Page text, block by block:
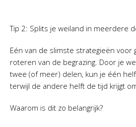
Tip 2: Splits je weiland in meerdere
Eén van de slimste strategieën voor
roteren van de begrazing. Door je
twee (of meer) delen, kun je één
terwijl de andere helft de tijd krijgt
Waarom is dit zo belangrijk?